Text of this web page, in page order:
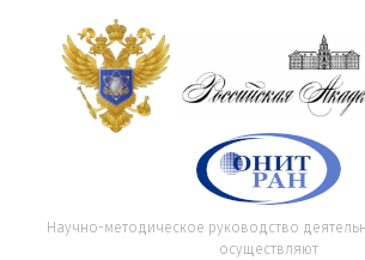
Научно-методическое руководство
осуществляют